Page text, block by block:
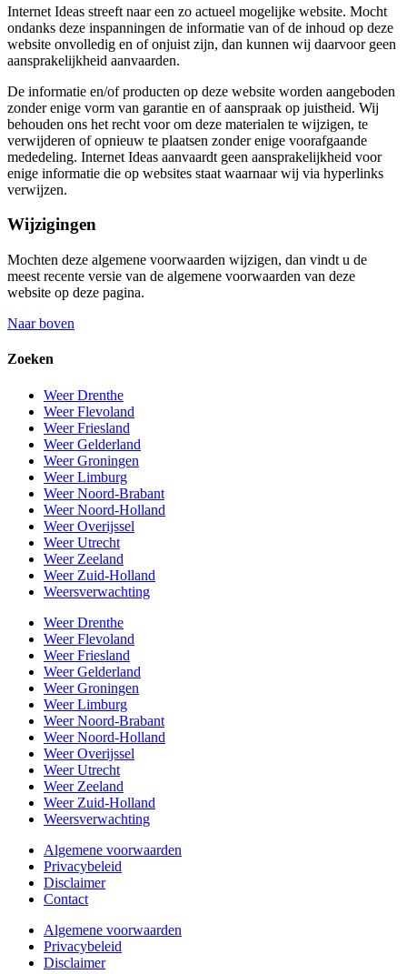
Internet Ideas streeft naar een zo actueel mogelijke website. Mocht
ondanks deze inspanningen de informatie van of de inhoud op deze
website onvolledig en of onjuist zijn, dan kunnen wij daarvoor geen
aansprakelijkheid aanvaarden.
De informatie en/of producten op deze website worden aangeboden
zonder enige vorm van garantie en of aanspraak op juistheid. Wij
behouden ons het recht voor om deze materialen te wijzigen, te
verwijderen of opnieuw te plaatsen zonder enige voorafgaande
mededeling. Internet Ideas aanvaardt geen aansprakelijkheid voor
enige informatie die op websites staat waarnaar wij via hyperlinks
verwijzen.
Wijzigingen
Mochten deze algemene voorwaarden wijzigen, dan vindt u de
meest recente versie van de algemene voorwaarden van deze
website op deze pagina.
Naar boven
Zoeken
Weer Drenthe
Weer Flevoland
Weer Friesland
Weer Gelderland
Weer Groningen
Weer Limburg
Weer Noord-Brabant
Weer Noord-Holland
Weer Overijssel
Weer Utrecht
Weer Zeeland
Weer Zuid-Holland
Weersverwachting
Weer Drenthe
Weer Flevoland
Weer Friesland
Weer Gelderland
Weer Groningen
Weer Limburg
Weer Noord-Brabant
Weer Noord-Holland
Weer Overijssel
Weer Utrecht
Weer Zeeland
Weer Zuid-Holland
Weersverwachting
Algemene voorwaarden
Privacybeleid
Disclaimer
Contact
Algemene voorwaarden
Privacybeleid
Disclaimer